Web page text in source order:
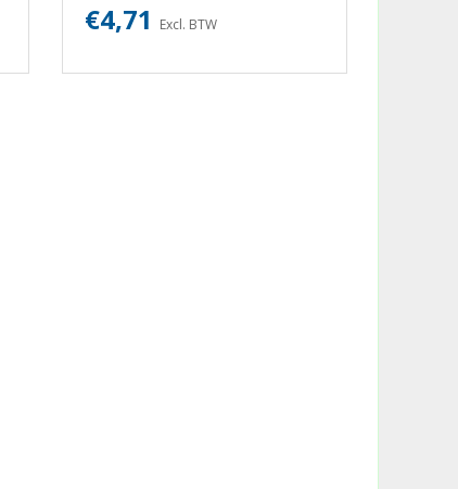
€4,71 Excl. BTW